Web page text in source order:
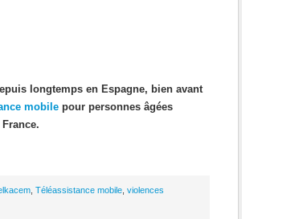
longtemps en Espagne, bien avant
mobile pour personnes âgées
Téléassistance mobile violences